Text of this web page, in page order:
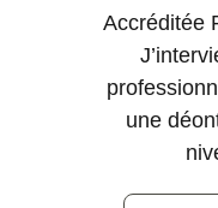
Accréditée
une